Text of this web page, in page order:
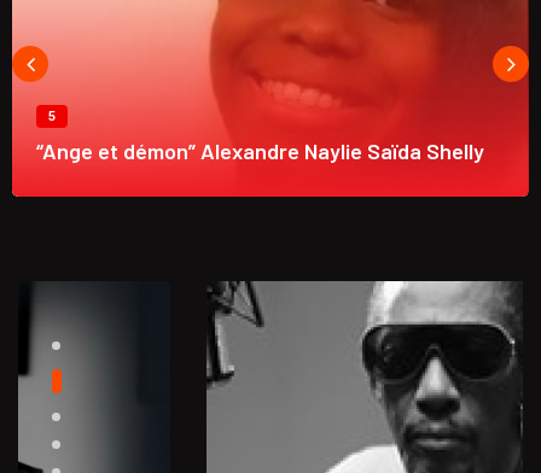
5
“Ange et démon” Alexandre Naylie Saïda Shelly